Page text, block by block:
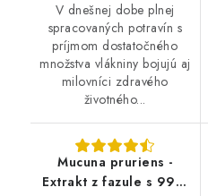
V dnešnej dobe plnej
spracovaných potravín s
príjmom dostatočného
množstva vlákniny bojujú aj
milovníci zdravého
životného...
Mucuna pruriens -
Extrakt z fazule s 99%